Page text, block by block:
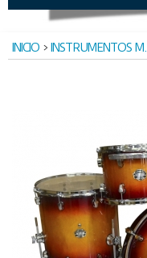
INICIO > INSTRUMENTOS M.